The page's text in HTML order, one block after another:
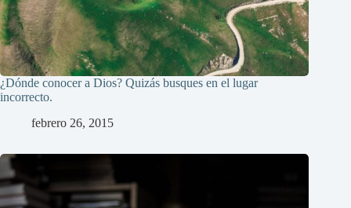
¿Dónde conocer a Dios? Quizás busques en el lugar
incorrecto.
febrero 26, 2015